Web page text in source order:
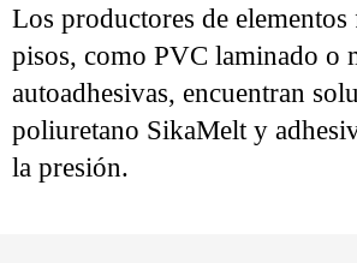
Los productores de
pisos, como PVC laminado o
autoadhesivas, encuentran
poliuretano SikaMelt y
la presión.